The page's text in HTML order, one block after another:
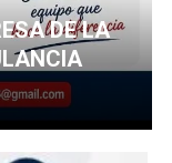
DE LA